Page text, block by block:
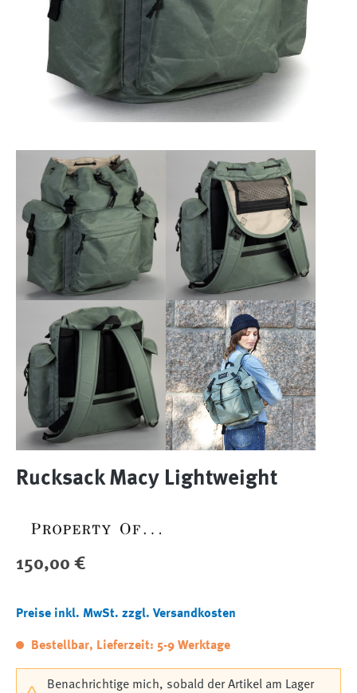
Rucksack Macy Lightweight
Regulärer Preis:
150,00 €
Preise inkl. MwSt. zzgl. Versandkosten
Bestellbar, Lieferzeit: 5-9 Werktage
Benachrichtige mich, sobald der Artikel am Lager